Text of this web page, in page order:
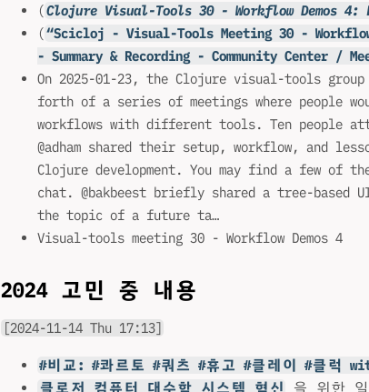
(Clojure Visual-Tools 30 - Workflow Demos
(“Scicloj - Visual-Tools Meeting 30 -
- Summary & Recording - Community Center /
On 2025-01-23, the Clojure visual-tools
forth of a series of meetings where people
workflows with different tools. Ten people
@adham shared their setup, workflow, and
Clojure development. You may find a few of
chat. @bakbeest briefly shared a tree-
the topic of a future ta…
Visual-tools meeting 30 - Workflow Demos 4
2024 고민 중 내용
[2024-11-14 Thu 17:13]
#비교: #콰르토 #쿼츠 #휴고 #클레이 #클럭
클로저 컴퓨터 대수학 시스템 혁신
을 위한